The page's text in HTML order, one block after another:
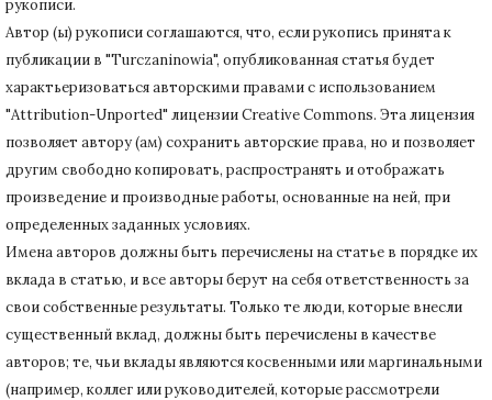
рукописи.
Автор (ы) рукописи соглашаются, что, если рукопись принята к
публикации в "Turczaninowia", опубликованная статья будет
характьеризоваться авторскими правами с использованием
"Attribution-Unported" лицензии Creative Commons. Эта лицензия
позволяет автору (ам) сохранить авторские права, но и позволяет
другим свободно копировать, распространять и отображать
произведение и производные работы, основанные на ней, при
определенных заданных условиях.
Имена авторов должны быть перечислены на статье в порядке их
вклада в статью, и все авторы берут на себя ответственность за
свои собственные результаты. Только те люди, которые внесли
существенный вклад, должны быть перечислены в качестве
авторов; те, чьи вклады являются косвенными или маргинальными
(например, коллег или руководителей, которые рассмотрели